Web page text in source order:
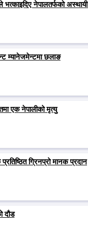
भत्काइदिए नेपालतर्फको
म्यानेजमेन्टमा छलाङ
एक नेपालीको मृत्यु
ग्रिनप्रो मानक प्रदान
दौड